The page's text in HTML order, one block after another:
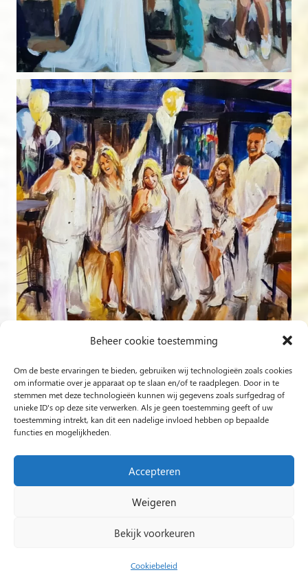
Beheer cookie toestemming
Om de beste ervaringen te bieden, gebruiken wij technologieën zoals cookies
om informatie over je apparaat op te slaan en/of te raadplegen. Door in te
stemmen met deze technologieën kunnen wij gegevens zoals surfgedrag of
unieke ID's op deze site verwerken. Als je geen toestemming geeft of uw
toestemming intrekt, kan dit een nadelige invloed hebben op bepaalde
functies en mogelijkheden.
Accepteren
Weigeren
Bekijk voorkeuren
Cookiebeleid
Volg op Instagram
Rob Jacobs uit ’s-Hertogenbosch is een ‘Plein Air’- en
‘Live Event Painter’, schilderend bewogen door Licht en
Liefde.
2024 Rob Jacobs LIVE EVENT PAINTING / Hosted By
Impact Presentations
Schilder op bruiloft
Live painting bruiloft